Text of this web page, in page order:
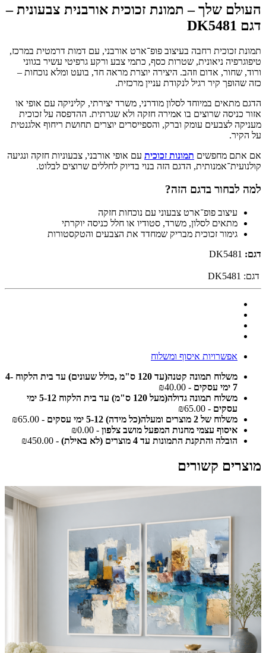
העולם שלך – תמונת זכוכית אורבנית צבעונית –
דגם DK5481
תמונת זכוכית רחבה בעיצוב פופ־ארט אורבני, עם דמות דרמטית במרכז,
טיפוגרפיה ניאונית, שטרות כסף, כתמי צבע ורקע גרפיטי עשיר בגווני
ורוד, שחור, אדום וזהב. היצירה יוצרת מראה חד, בועט ומלא נוכחות –
כזה שהופך קיר רגיל לנקודת עניין מרכזית.
הדגם מתאים במיוחד לסלון מודרני, משרד יצירתי, קליניקה עם אופי או
אזור כניסה שרוצים בו אמירה חזקה ולא שגרתית. ההדפסה על זכוכית
מעניקה לצבעים עומק וברק, והספייסרים יוצרים תחושת ריחוף אלגנטית
על הקיר.
אם אתם מחפשים תמונות זכוכית עם אופי אורבני, צבעוניות חזקה ונגיעה
קולנועית־אמנותית, הדגם הזה בנוי בדיוק לחללים שרוצים לבלוט.
למה לבחור בדגם הזה?
עיצוב פופ־ארט צבעוני עם נוכחות חזקה
מתאים לסלון, משרד, סטודיו או חלל כניסה יוקרתי
גימור זכוכית מבריק שמחדד את הצבעים והטקסטורות
דגם:
דגם: DK5481
אפשרויות איסוף ומשלוח
משלוח תמונה קטנה(עד 120 ס"מ ,כולל שעונים) עד בית הלקוח 4-
7 ימי עסקים
- ₪40.00
משלוח תמונה גדולה(מעל 120 ס"מ) עד בית הלקוח 5-12 ימי
עסקים - ₪65.00
משלוח של 2 מוצרים ומעלה(כל מידה) 5-12 ימי עסקים
- ₪65.00
איסוף עצמי מחנות המפעל מושב צלפון - ₪0.00
הובלה והתקנת התמונות עד 4 מוצרים (לא באילת)
- ₪450.00
מוצרים קשורים